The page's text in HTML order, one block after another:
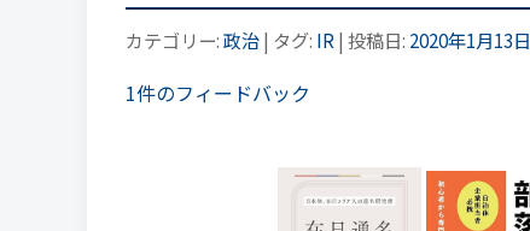
カテゴリー:政治| タグ: IR | 投稿日: 2020年1月13日
1件のフィードバック